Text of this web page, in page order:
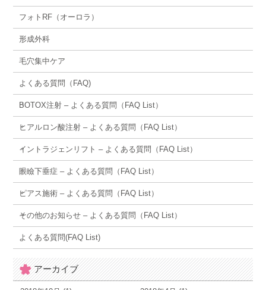
フォトRF（オーロラ）
形成外科
毛穴集中ケア
よくある質問（FAQ)
BOTOX注射 – よくある質問（FAQ List）
ヒアルロン酸注射 – よくある質問（FAQ List）
イントラジェンリフト – よくある質問（FAQ List）
眼瞼下垂症 – よくある質問（FAQ List）
ピアス施術 – よくある質問（FAQ List）
その他のお知らせ – よくある質問（FAQ List）
よくある質問(FAQ List)
アーカイブ